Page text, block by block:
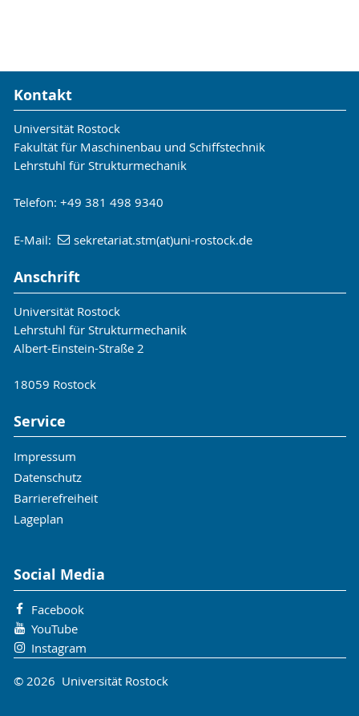
Kontakt
Universität Rostock
Fakultät für Maschinenbau und Schiffstechnik
Lehrstuhl für Strukturmechanik
Telefon: +49 381 498 9340
E-Mail: sekretariat.stm(at)uni-rostock.de
Anschrift
Universität Rostock
Lehrstuhl für Strukturmechanik
Albert-Einstein-Straße 2
18059 Rostock
Service
Impressum
Datenschutz
Barrierefreiheit
Lageplan
Social Media
Facebook
YouTube
Instagram
© 2026 Universität Rostock